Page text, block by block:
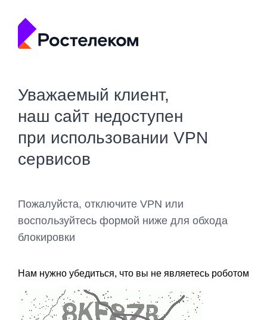
Уважаемый клиент,
наш сайт недоступен
при использовании VPN
сервисов
Пожалуйста, отключите VPN или
воспользуйтесь формой ниже для обхода
блокировки
Нам нужно убедиться, что вы не являетесь роботом